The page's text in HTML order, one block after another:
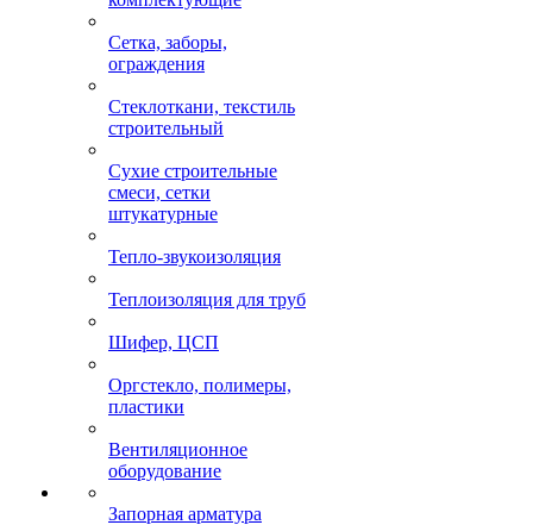
Сетка, заборы,
ограждения
Стеклоткани, текстиль
строительный
Сухие строительные
смеси, сетки
штукатурные
Тепло-звукоизоляция
Теплоизоляция для труб
Шифер, ЦСП
Оргстекло, полимеры,
пластики
Вентиляционное
оборудование
Запорная арматура